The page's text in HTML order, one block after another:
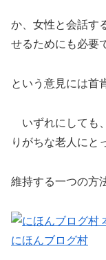
か、女性と会話す
せるためにも必要
という意見には首
いずれにしても
りがちな老人にと
維持する一つの方
にほんブログ村